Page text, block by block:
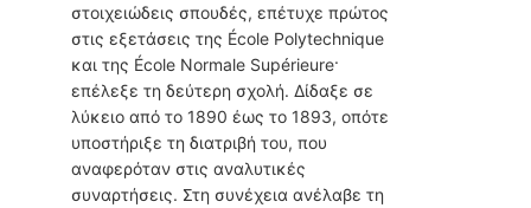
στοιχειώδεις σπουδές, επέτυχε πρώτος
στις εξετάσεις της École Polytechnique
και της École Normale Supérieure·
επέλεξε τη δεύτερη σχολή. Δίδαξε σε
λύκειο από το 1890 έως το 1893, οπότε
υποστήριξε τη διατριβή του, που
αναφερόταν στις αναλυτικές
συναρτήσεις. Στη συνέχεια ανέλαβε τη